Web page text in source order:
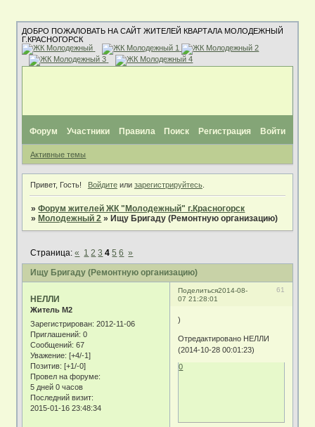
ДОБРО ПОЖАЛОВАТЬ НА САЙТ ЖИТЕЛЕЙ КВАРТАЛА МОЛОДЕЖНЫЙ
Г.КРАСНОГОРСК
Форум Участники Правила Поиск Регистрация Войти
Активные темы
Привет, Гость! Войдитеили зарегистрируйтесь.
»Форум жителей ЖК "Молодежный" г.Красногорск
» Молодежный 2 » Ищу Бригаду (Ремонтную организацию)
Ищу Бригаду (Ремонтную организацию)
Страница:« 1 2 3 4 5 6 »
Поделиться 61
2014-08-
07 21:28:01
НЕЛЛИ
Житель М2
Зарегистрирован: 2012-11-06
Приглашений: 0
Сообщений: 67
Уважение: [+4/-1]
Позитив: [+1/-0]
Провел на форуме:
5 дней 0 часов
Последний визит:
2015-01-16 23:48:34
)
Отредактировано НЕЛЛИ
(2014-10-28 00:01:23)
0